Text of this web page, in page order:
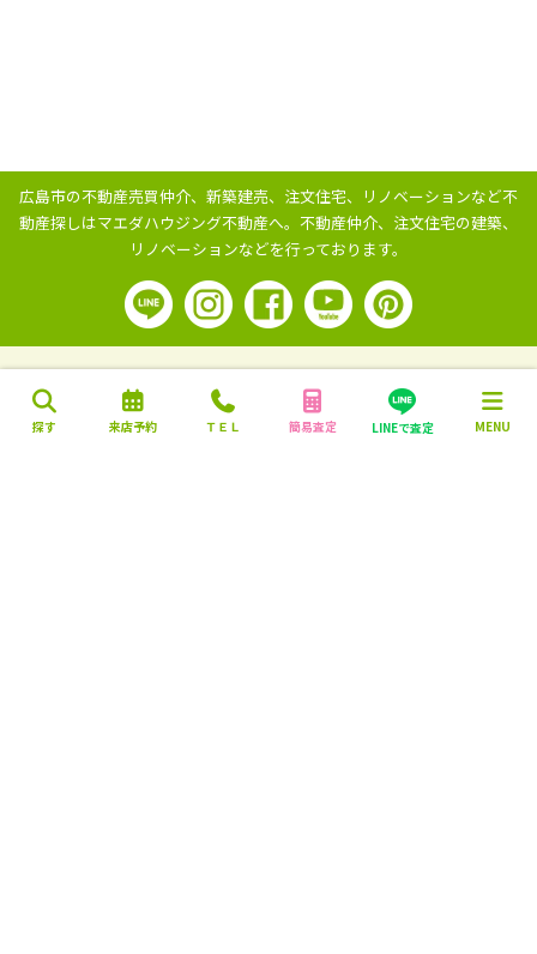
探す 来店予約 ＴＥＬ 簡易査定 LINEで査定 MENU
広島市の不動産売買仲介、新築建売、注文住宅、リノベーションなど不
動産探しはマエダハウジング不動産へ。 不動産仲介、注文住宅の建築、
リノベーションなどを行っております。